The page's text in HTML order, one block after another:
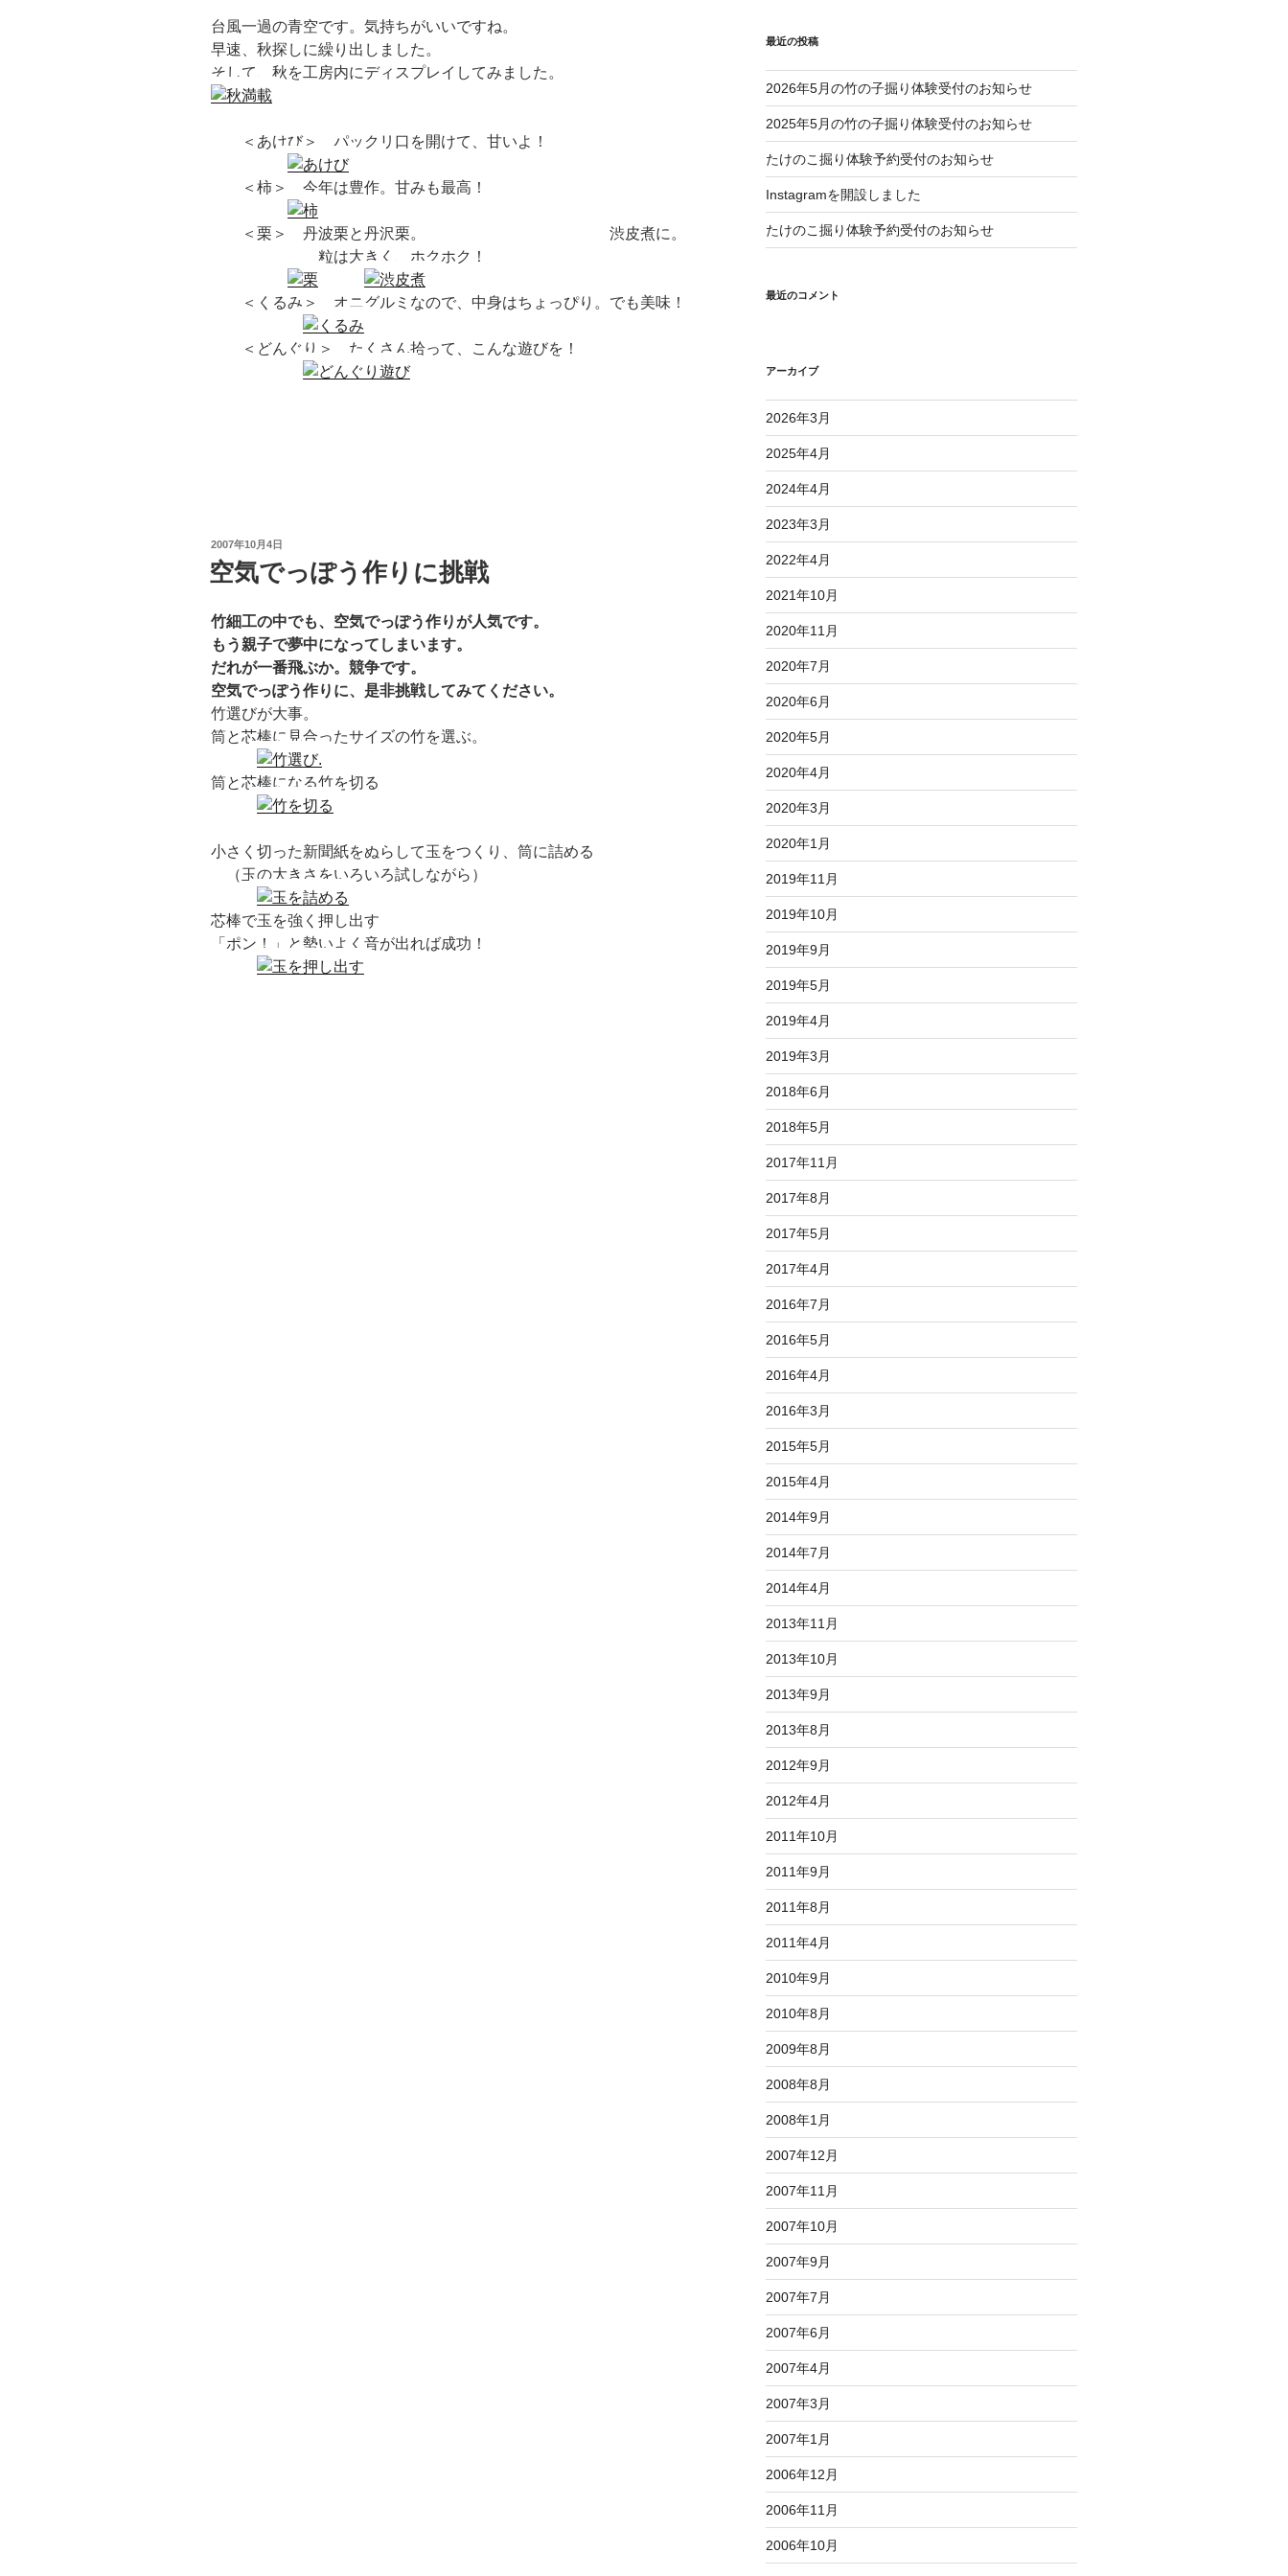
台風一過の青空です。気持ちがいいですね。
早速、秋探しに繰り出しました。
そして、秋を工房内にディスプレイしてみました。
＜あけび＞ パックリ口を開けて、甘いよ！
＜柿＞ 今年は豊作。甘みも最高！
＜栗＞ 丹波栗と丹沢栗。 渋皮煮に。
粒は大きく、ホクホク！
＜くるみ＞ オニグルミなので、中身はちょっぴり。でも美味！
＜どんぐり＞ たくさん拾って、こんな遊びを！
投
稿
日:
2007年10月4日
空気でっぽう作りに挑戦
竹細工の中でも、空気でっぽう作りが人気です。
もう親子で夢中になってしまいます。
だれが一番飛ぶか。競争です。
空気でっぽう作りに、是非挑戦してみてください。
竹選びが大事。
筒と芯棒に見合ったサイズの竹を選ぶ。
筒と芯棒になる竹を切る
小さく切った新聞紙をぬらして玉をつくり、筒に詰める
（玉の大きさをいろいろ試しながら）
芯棒で玉を強く押し出す
「ポン！」と勢いよく音が出れば成功！
最近の投稿
2026年5月の竹の子掘り体験受付のお知らせ
2025年5月の竹の子掘り体験受付のお知らせ
たけのこ掘り体験予約受付のお知らせ
Instagramを開設しました
たけのこ掘り体験予約受付のお知らせ
最近のコメント
アーカイブ
2026年3月
2025年4月
2024年4月
2023年3月
2022年4月
2021年10月
2020年11月
2020年7月
2020年6月
2020年5月
2020年4月
2020年3月
2020年1月
2019年11月
2019年10月
2019年9月
2019年5月
2019年4月
2019年3月
2018年6月
2018年5月
2017年11月
2017年8月
2017年5月
2017年4月
2016年7月
2016年5月
2016年4月
2016年3月
2015年5月
2015年4月
2014年9月
2014年7月
2014年4月
2013年11月
2013年10月
2013年9月
2013年8月
2012年9月
2012年4月
2011年10月
2011年9月
2011年8月
2011年4月
2010年9月
2010年8月
2009年8月
2008年8月
2008年1月
2007年12月
2007年11月
2007年10月
2007年9月
2007年7月
2007年6月
2007年4月
2007年3月
2007年1月
2006年12月
2006年11月
2006年10月